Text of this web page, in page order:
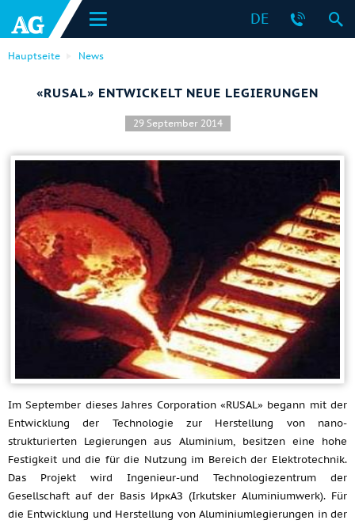
DE
Hauptseite News
«RUSAL» ENTWICKELT NEUE LEGIERUNGEN
29 September 2014
Im September dieses Jahres Corporation «RUSAL» begann mit der
Entwicklung der Technologie zur Herstellung von nano-
strukturierten Legierungen aus Aluminium, besitzen eine hohe
Festigkeit und die für die Nutzung im Bereich der Elektrotechnik.
Das Projekt wird Ingenieur-und Technologiezentrum der
Gesellschaft auf der Basis ИркАЗ (Irkutsker Aluminiumwerk). Für
die Entwicklung und Herstellung von Aluminiumlegierungen in der